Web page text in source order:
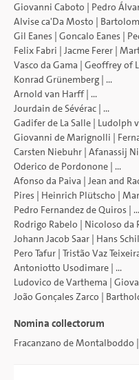
Giovanni Caboto | Pedro
Alvise ca'Da Mosto |
Gil Eanes | Goncalo Eanes |
Felix Fabri | Jacme Ferer |
Vasco da Gama | Geoffrey of
Konrad Grünemberg | ...
Arnold van Harff| ...
Jourdain de Sévérac | ...
Gadifer de La Salle | Ludolph
Giovanni de Marignolli |
Carsten Niebuhr | Afanassij
Oderico de Pordonone | ...
Afonso da Paiva | Jean and
Pires | Heinrich Plütscho |
Pedro Fernandez de Quiros | ...
Rodrigo Rabelo | Nicoloso da
Johann Jacob Saar | Hans
Pero Tafur | Tristão Vaz
Antoniotto Usodimare | ...
Ludovico de Varthema |
João Gonçales Zarco |
Nomina collectorum
Fracanzano de Montalboddo